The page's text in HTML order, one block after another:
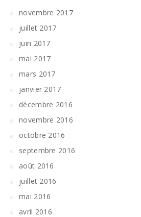
novembre 2017
juillet 2017
juin 2017
mai 2017
mars 2017
janvier 2017
décembre 2016
novembre 2016
octobre 2016
septembre 2016
août 2016
juillet 2016
mai 2016
avril 2016